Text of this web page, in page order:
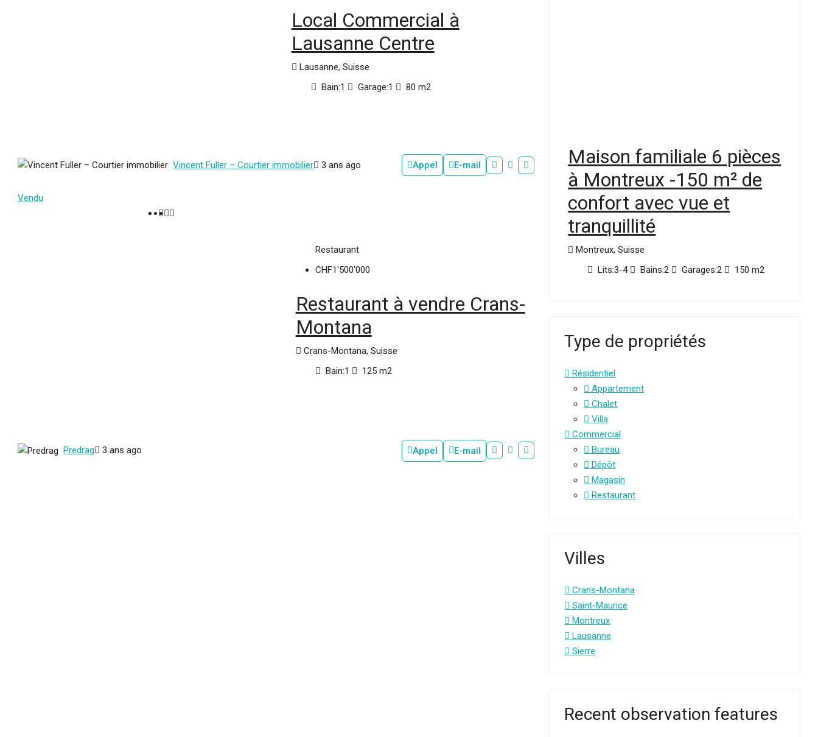
Local Commercial à
Lausanne Centre
Lausanne, Suisse
Bain:1 Garage:1 80 m2
Vincent Fuller – Courtier immobilier 3 ans ago Appel E-mail
Vendu
Restaurant
CHF1'500'000
Restaurant à vendre Crans-
Montana
Crans-Montana, Suisse
Bain:1 125 m2
Predrag 3 ans ago Appel E-mail
Maison familiale 6 pièces
à Montreux -150 m² de
confort avec vue et
tranquillité
Montreux, Suisse
Lits:3-4 Bains:2 Garages:2 150 m2
Type de propriétés
Résidentiel
Appartement
Chalet
Villa
Commercial
Bureau
Dépôt
Magasin
Restaurant
Villes
Crans-Montana
Saint-Maurice
Montreux
Lausanne
Sierre
Recent observation features